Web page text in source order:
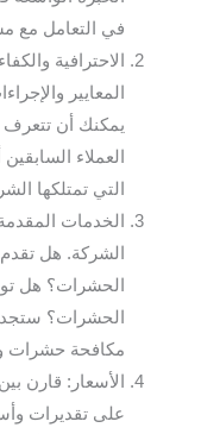
في التعامل مع
الاحترافية
المعايير
يمكنك أن تتعرف
العملاء
التي تمتلكها
الخدمات
الشركة. هل
الحشرات؟ هل
الحشرات؟
مكافحة حشرات
الأسعار: قارن
على تقديرات